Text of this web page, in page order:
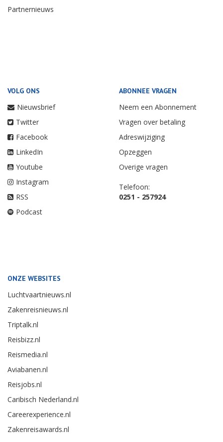
Partnernieuws
VOLG ONS
Nieuwsbrief
Twitter
Facebook
LinkedIn
Youtube
Instagram
RSS
Podcast
ABONNEE VRAGEN
Neem een Abonnement
Vragen over betaling
Adreswijziging
Opzeggen
Overige vragen
Telefoon:
0251 - 257924
ONZE WEBSITES
Luchtvaartnieuws.nl
Zakenreisnieuws.nl
Triptalk.nl
Reisbizz.nl
Reismedia.nl
Aviabanen.nl
Reisjobs.nl
Caribisch Nederland.nl
Careerexperience.nl
Zakenreisawards.nl